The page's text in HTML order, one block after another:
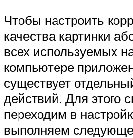
Чтобы настроить
качества картинки
всех используемых
компьютере
существует
действий. Для этого
переходим в
выполняем